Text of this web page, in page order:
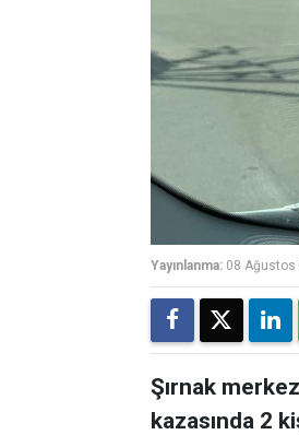
Yayınlanma: 08 Ağustos
Şırnak
kazasında 2